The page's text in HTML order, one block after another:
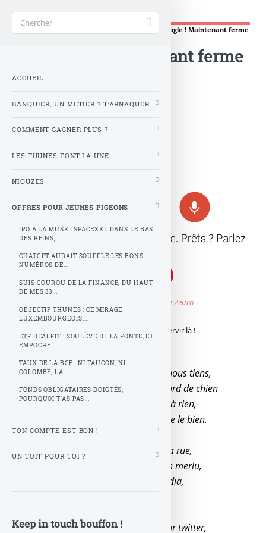
Gère ta tune !
Ok Google ! Maintenant ferme
Ok Google ! Maintenant ferme
ta gueule !
Les Ok Google, pleins les bottes,
Cette pub, peut pas faire plus sotte,
Ok Google, pour lancer wikipédia,
Faut vraiment être naze comme Nabilla.
Z comme Zeuro
Ok Google ! Wikipédia, faut arrêter de s’en servir là !
Société de consommation, quand tu nous tiens,
C’est vraiment pathos comme un regard de chien
Ces nouvelles technos, qui ne servent à rien,
Ferait mieux de vaincre le cancer, faire le bien.
Ok google, nous devrions faire dans la rue,
Pour avoir l’air total mytho comme un merlu,
Tout ça pour avoir les infos de wikipédia,
Ce serait un peu comme s’informer sur twitter,
ACCUEIL
BANQUIER, UN METIER ? T’ARNAQUER
COMMENT GAGNER PLUS ?
LES THUNES FONT LA UNE
NIOUZES
OFFRES POUR JEUNES PIGEONS
IPO À LA MUSK : SPACEXXL DANS LE BAS
DES REINS,...
CHATGPT AURAIT SOUFFLÉ LES BONS
NUMÉROS DE...
SUIS GOUROU DE LA FINANCE, DU HAUT
DE MES 33...
OBJECTIF THUNES : CE MIRAGE
LUXEMBOURGEOIS,...
ETF DEALFIT : SOULÈVE DE LA FONTE, ET
EMPOCHE...
TAUX DE LA BCE : NI FAUCON, NI
COLOMBE, LA...
FONDS OBLIGATAIRES DOIGTÉS,
POURQUOI T’AS PAS...
TON COMPTE EST BON !
UN TOIT POUR TOI ?
Keep in touch bouffon !